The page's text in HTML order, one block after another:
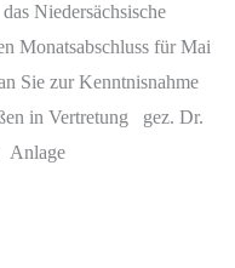
Niedersächsische
Monatsabschluss für Mai
Sie zur Kenntnisnahme
in Vertretung gez. Dr.
Anlage